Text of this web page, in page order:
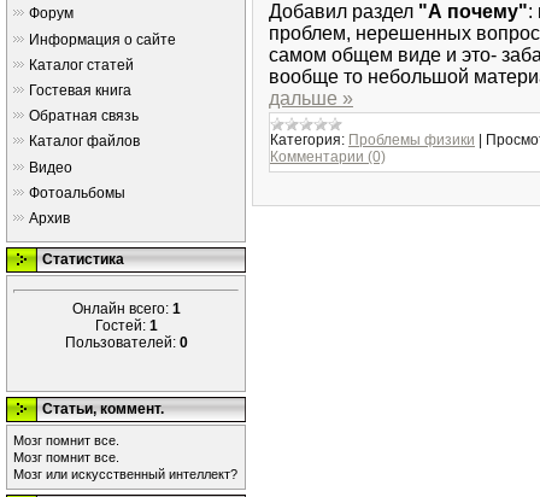
Форум
Информация о сайте
Каталог статей
Гостевая книга
Обратная связь
Каталог файлов
Видео
Фотоальбомы
Архив
Статистика
Онлайн всего: 1
Гостей: 1
Пользователей: 0
Статьи, коммент.
Мозг помнит все.
Мозг помнит все.
Мозг или искусственный интеллект?
Добавил раздел "А почему":
проблем, нерешенных
самом общем виде и это-
вообще то небольшой
дальше »
Категория: Проблемы физики
Комментарии (0)